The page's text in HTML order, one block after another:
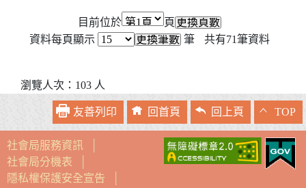
目前位於
頁
資料每頁顯示
筆 共有71筆資料
瀏覽人次：103 人
友善列印 回首頁 回上頁 TOP
社會局服務資訊
社會局分機表
隱私權保護安全宣告